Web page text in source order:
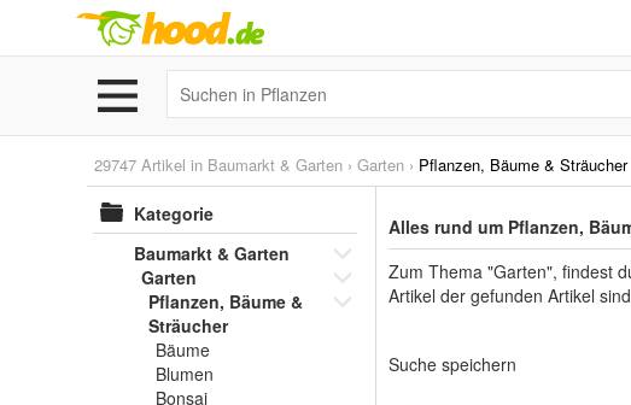
29747 Artikel in Baumarkt & Garten › Garten › Pflanzen, Bäume & Sträucher
Kategorie
Baumarkt & Garten
Garten
Pflanzen, Bäume &
Sträucher
Bäume
Blumen
Bonsai
Alles rund um Pflanzen,
Zum Thema "Garten", findest
Artikel der gefunden Artikel
Suche speichern